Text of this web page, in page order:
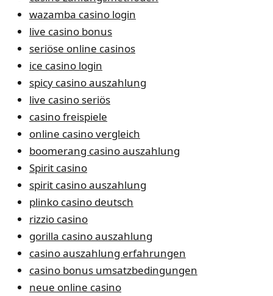
wazamba casino login
live casino bonus
seriöse online casinos
ice casino login
spicy casino auszahlung
live casino seriös
casino freispiele
online casino vergleich
boomerang casino auszahlung
Spirit casino
spirit casino auszahlung
plinko casino deutsch
rizzio casino
gorilla casino auszahlung
casino auszahlung erfahrungen
casino bonus umsatzbedingungen
neue online casino